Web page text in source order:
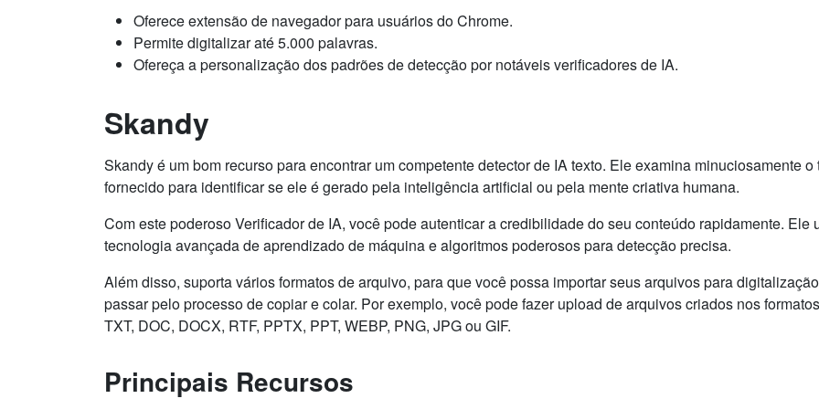
Oferece extensão de navegador para usuários do Chrome.
Permite digitalizar até 5.000 palavras.
Ofereça a personalização dos padrões de detecção por notáveis ​​verificadores de IA.
Skandy
Skandy é um bom recurso para encontrar um competente detector de IA texto. Ele examina minuciosamente o
fornecido para identificar se ele é gerado pela inteligência artificial ou pela mente criativa humana.
Com este poderoso Verificador de IA, você pode autenticar a credibilidade do seu conteúdo rapidamente. Ele
tecnologia avançada de aprendizado de máquina e algoritmos poderosos para detecção precisa.
Além disso, suporta vários formatos de arquivo, para que você possa importar seus arquivos para
passar pelo processo de copiar e colar. Por exemplo, você pode fazer upload de arquivos criados nos
TXT, DOC, DOCX, RTF, PPTX, PPT, WEBP, PNG, JPG ou GIF.
Principais Recursos